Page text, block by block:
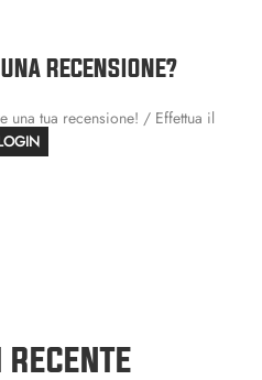
RECENSIONE?
una tua recensione! / Effettua il